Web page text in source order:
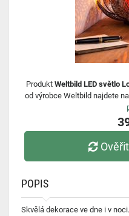
Produkt Weltbild LED světlo
od výrobce Weltbild najdete
POPIS
Skvělá dekorace ve dne i v